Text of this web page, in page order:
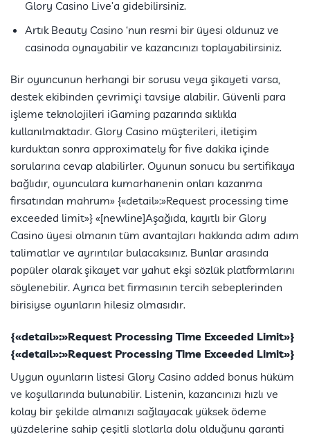
Glory Casino Live’a gidebilirsiniz.
Artık Beauty Casino ‘nun resmi bir üyesi oldunuz ve
casinoda oynayabilir ve kazancınızı toplayabilirsiniz.
Bir oyuncunun herhangi bir sorusu veya şikayeti varsa,
destek ekibinden çevrimiçi tavsiye alabilir. Güvenli para
işleme teknolojileri iGaming pazarında sıklıkla
kullanılmaktadır. Glory Casino müşterileri, iletişim
kurduktan sonra approximately for five dakika içinde
sorularına cevap alabilirler. Oyunun sonucu bu sertifikaya
bağlıdır, oyunculara kumarhanenin onları kazanma
fırsatından mahrum» {«detail»:»Request processing time
exceeded limit»} «[newline]Aşağıda, kayıtlı bir Glory
Casino üyesi olmanın tüm avantajları hakkında adım adım
talimatlar ve ayrıntılar bulacaksınız. Bunlar arasında
popüler olarak şikayet var yahut ekşi sözlük platformlarını
söylenebilir. Ayrıca bet firmasının tercih sebeplerinden
birisiyse oyunların hilesiz olmasıdır.
{«detail»:»Request Processing Time Exceeded Limit»}
{«detail»:»Request Processing Time Exceeded Limit»}
Uygun oyunların listesi Glory Casino added bonus hüküm
ve koşullarında bulunabilir. Listenin, kazancınızı hızlı ve
kolay bir şekilde almanızı sağlayacak yüksek ödeme
yüzdelerine sahip çeşitli slotlarla dolu olduğunu garanti